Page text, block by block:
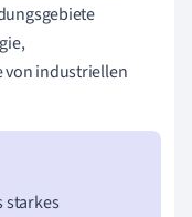
von industriellen
starkes